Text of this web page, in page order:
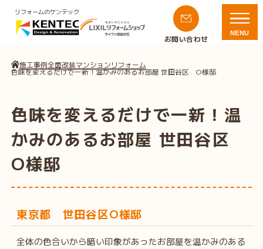
リフォームのケンテック
お問い合わせ
NENU
施工事例全面改装マンションリフォーム
色味を変えるだけで一新！温かみのあるお部屋 世田谷区 O様邸
色味を変えるだけで一新！温
かみのあるお部屋 世田谷区
O様邸
東京都 世田谷区O様邸
全体の色合いから暗い印象があったお部屋を温かみのある